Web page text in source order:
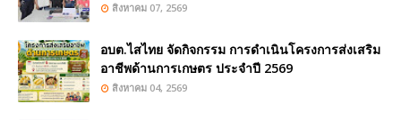
สิงหาคม 07, 2569
อบต.ไสไทย จัดกิจกรรม การดำเนินโครงการส่งเสริม
อาชีพด้านการเกษตร ประจำปี 2569
สิงหาคม 04, 2569